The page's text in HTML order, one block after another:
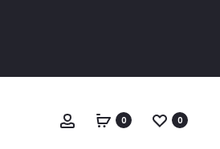
Cuenta
0 0